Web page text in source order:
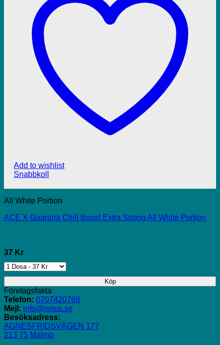
Add to wishlist
Snabbkoll
All White Portion
ACE X Guarana Chili Boost Extra Strong All White Portion
37 Kr
Köp
Företagsfakta
Telefon: 0707420789
Mejl: info@isnus.se
Besöksadress:
AGNESFRIDSVÄGEN 177
213 75 Malmö